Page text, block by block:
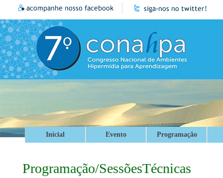
Inicial Evento Programação
Programação/SessõesTécnicas